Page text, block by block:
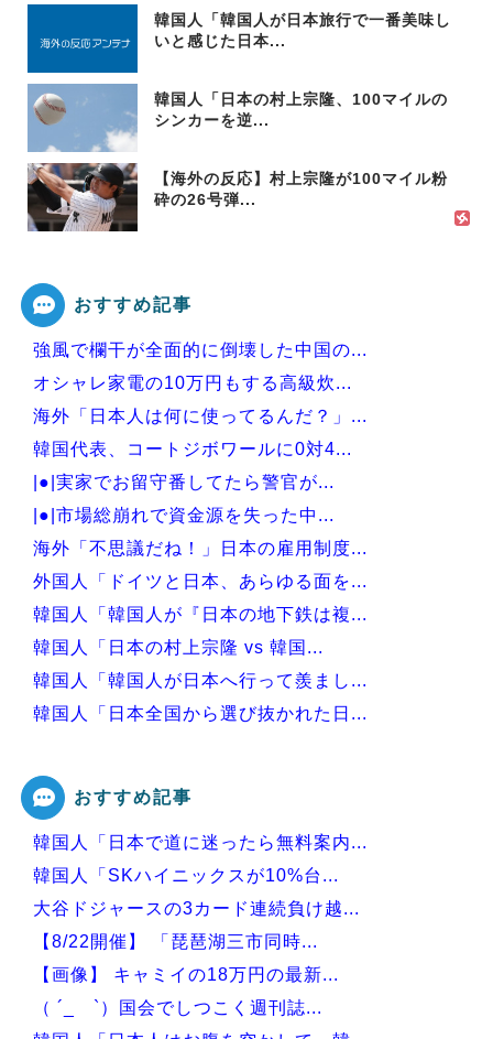
韓国人「韓国人が日本旅行で一番美味し
いと感じた日本...
韓国人「日本の村上宗隆、100マイルの
シンカーを逆...
【海外の反応】村上宗隆が100マイル粉
砕の26号弾...
おすすめ記事
強風で欄干が全面的に倒壊した中国の...
オシャレ家電の10万円もする高級炊...
海外「日本人は何に使ってるんだ？」...
韓国代表、コートジボワールに0対4...
|●|実家でお留守番してたら警官が...
|●|市場総崩れで資金源を失った中...
海外「不思議だね！」日本の雇用制度...
外国人「ドイツと日本、あらゆる面を...
韓国人「韓国人が『日本の地下鉄は複...
韓国人「日本の村上宗隆 vs 韓国...
韓国人「韓国人が日本へ行って羨まし...
韓国人「日本全国から選び抜かれた日...
Powered by livedoor 相互RSS
おすすめ記事
韓国人「日本で道に迷ったら無料案内...
韓国人「SKハイニックスが10%台...
大谷ドジャースの3カード連続負け越...
【8/22開催】 「琵琶湖三市同時...
【画像】 キャミイの18万円の最新...
（ ´_ゝ`）国会でしつこく週刊誌...